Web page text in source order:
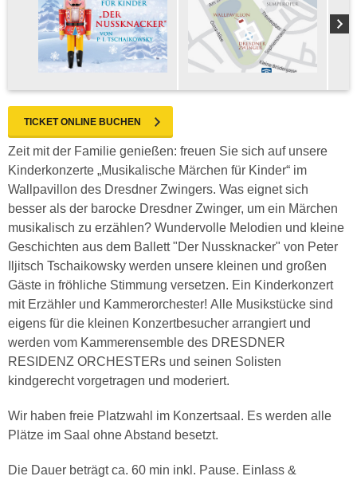
TICKET ONLINE BUCHEN
Zeit mit der Familie genießen: freuen Sie sich auf unsere
Kinderkonzerte „Musikalische Märchen für Kinder“ im
Wallpavillon des Dresdner Zwingers. Was eignet sich
besser als der barocke Dresdner Zwinger, um ein Märchen
musikalisch zu erzählen? Wundervolle Melodien und kleine
Geschichten aus dem Ballett "Der Nussknacker" von Peter
Iljitsch Tschaikowsky werden unsere kleinen und großen
Gäste in fröhliche Stimmung versetzen. Ein Kinderkonzert
mit Erzähler und Kammerorchester! Alle Musikstücke sind
eigens für die kleinen Konzertbesucher arrangiert und
werden vom Kammerensemble des DRESDNER
RESIDENZ ORCHESTERs und seinen Solisten
kindgerecht vorgetragen und moderiert.
Wir haben freie Platzwahl im Konzertsaal. Es werden alle
Plätze im Saal ohne Abstand besetzt.
Die Dauer beträgt ca. 60 min inkl. Pause. Einlass &